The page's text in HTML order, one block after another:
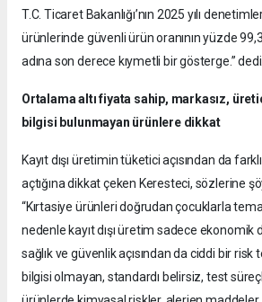
T.C. Ticaret Bakanlığı’nın 2025 yılı
ürünlerinde güvenli ürün oranının yüzde
adına son derece kıymetli bir gösterge.” dedi.
Ortalama altı fiyata sahip, markasız,
bilgisi bulunmayan ürünlere dikkat
Kayıt dışı üretimin tüketici açısından da
açtığına dikkat çeken Keresteci, sözlerine
“Kırtasiye ürünleri doğrudan çocuklarla
nedenle kayıt dışı üretim sadece ekonomik
sağlık ve güvenlik açısından da ciddi bir risk
bilgisi olmayan, standardı belirsiz, test